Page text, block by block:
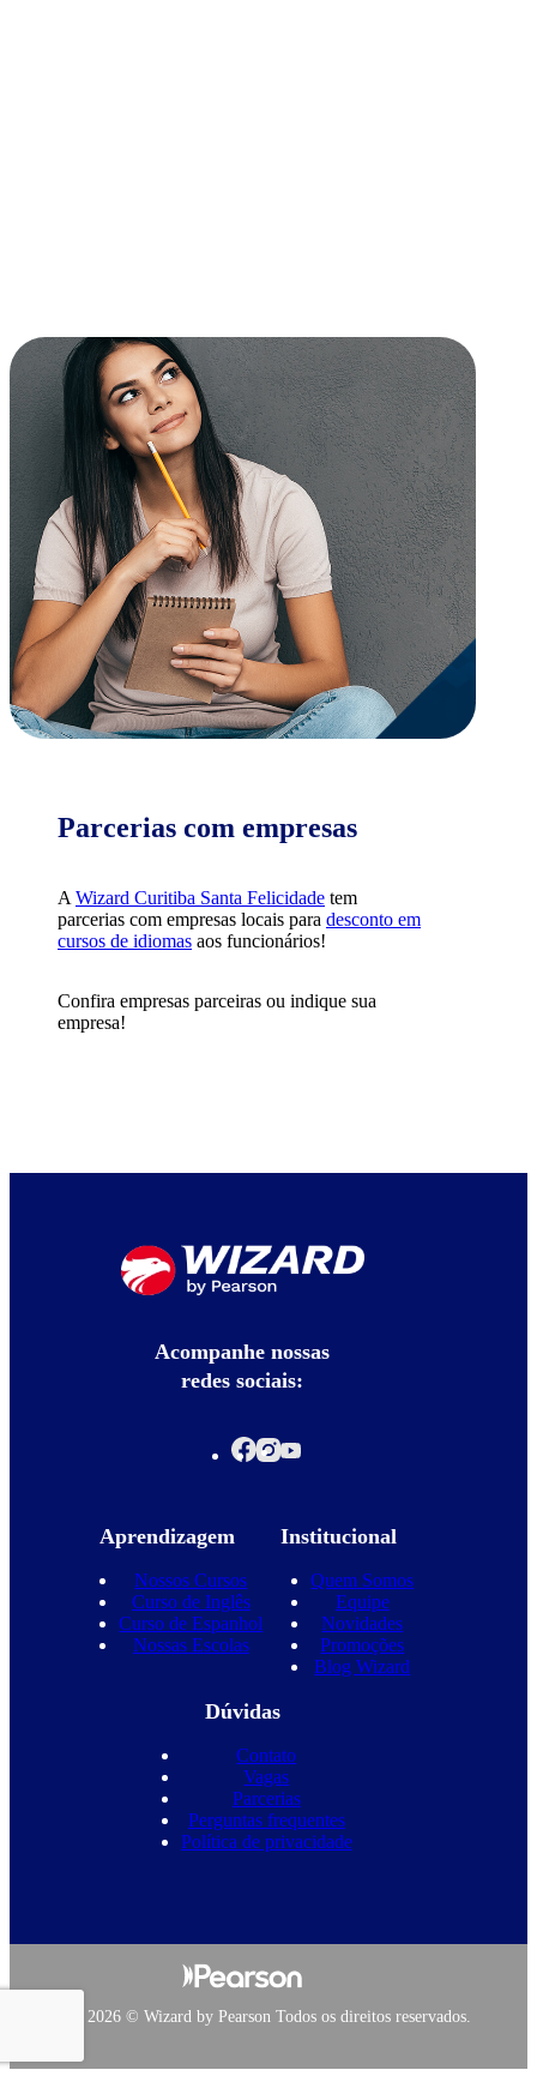
Parcerias com empresas
A Wizard Curitiba Santa Felicidade tem
parcerias com empresas locais para desconto em
cursos de idiomas aos funcionários!
Confira empresas parceiras ou indique sua
empresa!
Acompanhe nossas
redes sociais:
Aprendizagem
Nossos Cursos
Curso de Inglês
Curso de Espanhol
Nossas Escolas
Institucional
Quem Somos
Equipe
Novidades
Promoções
Blog Wizard
Dúvidas
Contato
Vagas
Parcerias
Perguntas frequentes
Política de privacidade
Copyright 2026 © Wizard by Pearson Todos os direitos reservados.